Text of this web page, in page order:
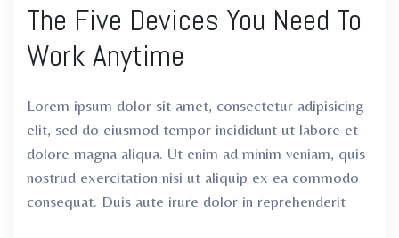
The Five Devices You Need To
Work Anytime
Lorem ipsum dolor sit amet, consectetur adipisicing
elit, sed do eiusmod tempor incididunt ut labore et
dolore magna aliqua. Ut enim ad minim veniam, quis
nostrud exercitation nisi ut aliquip ex ea commodo
consequat. Duis aute irure dolor in reprehenderit